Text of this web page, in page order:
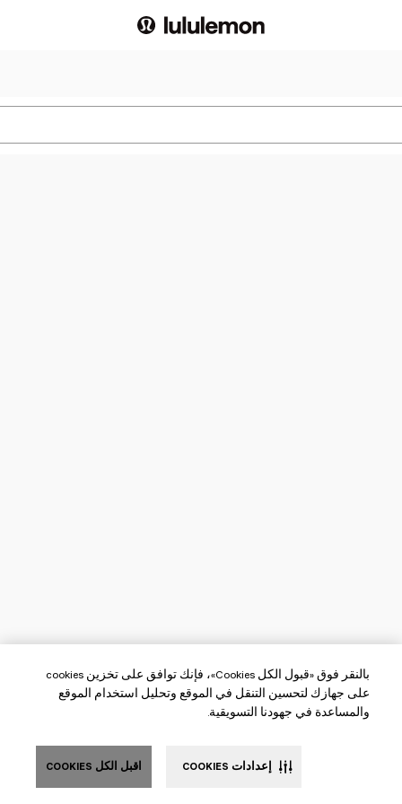
بالنقر فوق «قبول الكل Cookies»، فإنك توافق على تخزين cookies
على جهازك لتحسين التنقل في الموقع وتحليل استخدام الموقع
والمساعدة في جهودنا التسويقية.
اقبل الكل COOKIES إعدادات COOKIES